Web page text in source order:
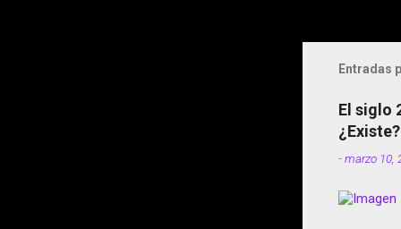
Entradas
El siglo
¿Existe?
-marzo 10,